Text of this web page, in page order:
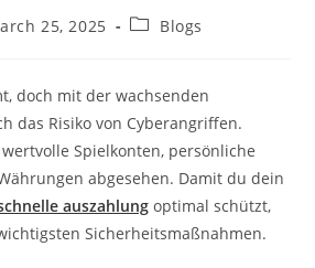
25, 2025
PostBlogs
doch mit der wachsenden
das Risiko von Cyberangriffen.
Spielkonten, persönliche
abgesehen. Damit du dein
auszahlung optimal schützt,
Sicherheitsmaßnahmen.